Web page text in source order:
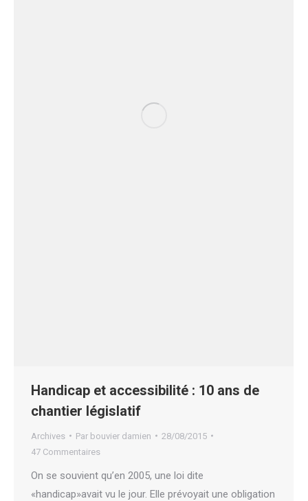
Handicap et accessibilité : 10 ans de
chantier législatif
Archives Par bouvier damien
28/08/2015
47 Commentaires
On se souvient qu’en 2005, une loi dite
«handicap»avait vu le jour. Elle prévoyait une obligation